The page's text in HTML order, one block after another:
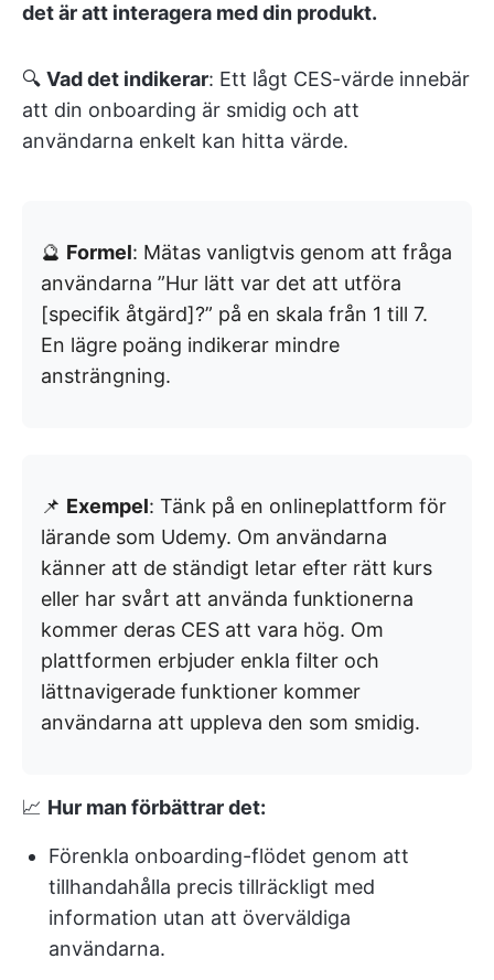
det är att interagera med din produkt.
🔍 Vad det indikerar: Ett lågt CES-värde innebär
att din onboarding är smidig och att
användarna enkelt kan hitta värde.
🔮 Formel: Mätas vanligtvis genom att fråga
användarna ”Hur lätt var det att utföra
[specifik åtgärd]?” på en skala från 1 till 7.
En lägre poäng indikerar mindre
ansträngning.
📌 Exempel: Tänk på en onlineplattform för
lärande som Udemy. Om användarna
känner att de ständigt letar efter rätt kurs
eller har svårt att använda funktionerna
kommer deras CES att vara hög. Om
plattformen erbjuder enkla filter och
lättnavigerade funktioner kommer
användarna att uppleva den som smidig.
📈 Hur man förbättrar det:
Förenkla onboarding-flödet genom att
tillhandahålla precis tillräckligt med
information utan att överväldiga
användarna.